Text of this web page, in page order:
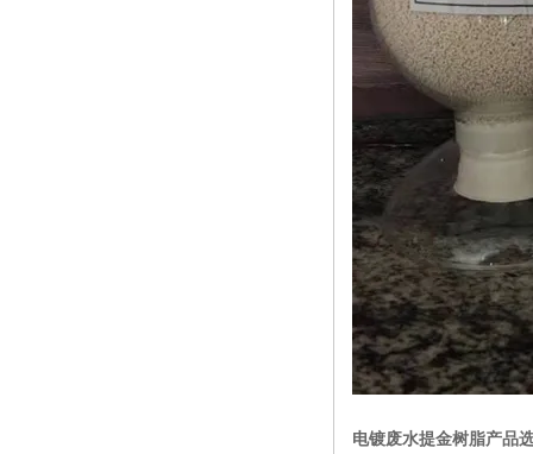
电镀废水提金树脂产品